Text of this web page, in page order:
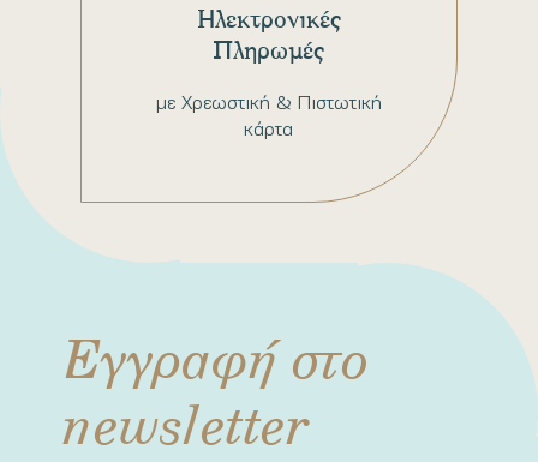
με Χρεωστική & Πιστωτική
κάρτα
Ηλεκτρονικές
Πληρωμές
Εγγραφή στο
newsletter